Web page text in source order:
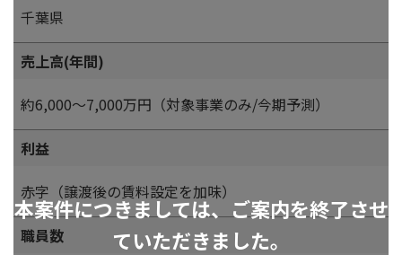
本案件につきましては、ご案内を終了させ
ていただきました。
千葉県
売上高(年間)
約6,000～7,000万円（対象事業のみ/今期予測）
利益
赤字（譲渡後の賃料設定を加味）
職員数